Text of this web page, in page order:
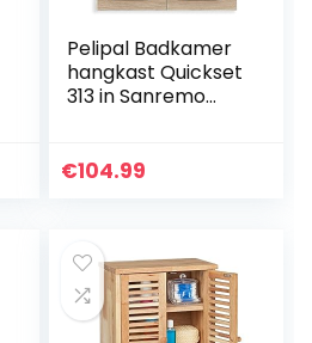
Pelipal Badkamer
hangkast Quickset
313 in Sanremo
breed | badkamer
€104.99